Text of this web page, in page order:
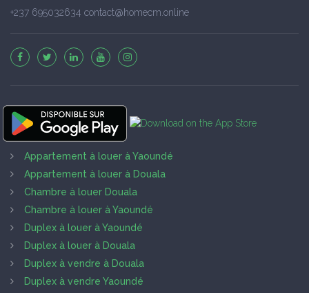
+237 695032634 contact@homecm.online
Appartement à louer à Yaoundé
Appartement à louer à Douala
Chambre à louer Douala
Chambre à louer à Yaoundé
Duplex à louer à Yaoundé
Duplex à louer à Douala
Duplex à vendre à Douala
Duplex à vendre Yaoundé